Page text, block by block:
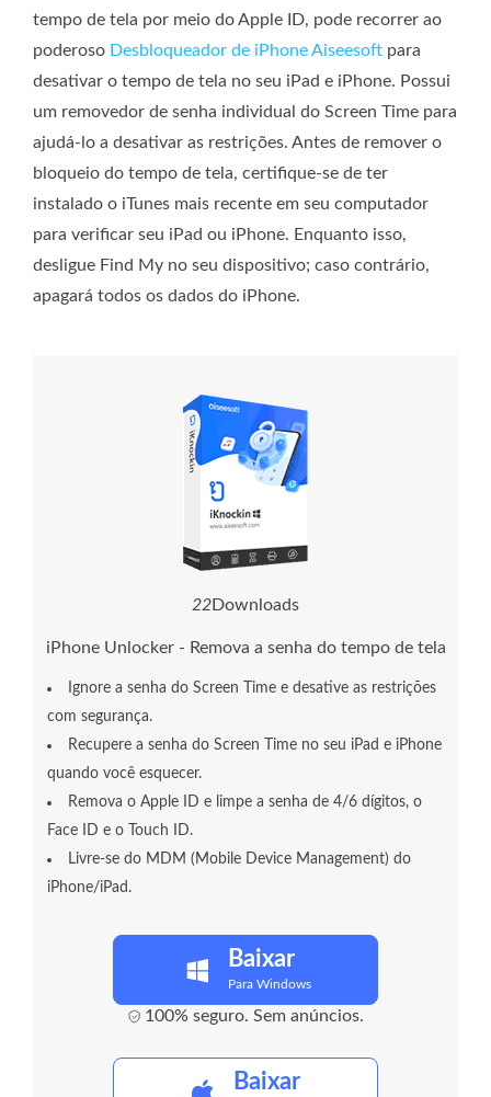
tempo de tela por meio do Apple ID, pode recorrer ao
poderoso Desbloqueador de iPhone Aiseesoft para
desativar o tempo de tela no seu iPad e iPhone. Possui
um removedor de senha individual do Screen Time para
ajudá-lo a desativar as restrições. Antes de remover o
bloqueio do tempo de tela, certifique-se de ter
instalado o iTunes mais recente em seu computador
para verificar seu iPad ou iPhone. Enquanto isso,
desligue Find My no seu dispositivo; caso contrário,
apagará todos os dados do iPhone.
23Downloads
iPhone Unlocker - Remova a senha do tempo de tela
Ignore a senha do Screen Time e desative as restrições
com segurança.
Recupere a senha do Screen Time no seu iPad e iPhone
quando você esquecer.
Remova o Apple ID e limpe a senha de 4/6 dígitos, o
Face ID e o Touch ID.
Livre-se do MDM (Mobile Device Management) do
iPhone/iPad.
Baixar
Para Windows
100% seguro. Sem anúncios.
Baixar